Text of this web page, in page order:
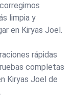
limpia y
en Kiryas Joel.
rápidas
completas
Kiryas Joel de